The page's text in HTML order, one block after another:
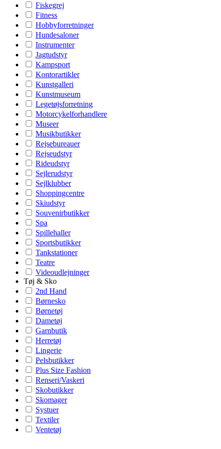
Fiskegrej
Fitness
Hobbyforretninger
Hundesaloner
Instrumenter
Jagtudstyr
Kampsport
Kontorartikler
Kunstgalleri
Kunstmuseum
Legetøjsforretning
Motorcykelforhandlere
Museer
Musikbutikker
Rejsebureauer
Rejseudstyr
Rideudstyr
Sejlerudstyr
Sejlklubber
Shoppingcentre
Skiudstyr
Souvenirbutikker
Spa
Spillehaller
Sportsbutikker
Tankstationer
Teatre
Videoudlejninger
Tøj & Sko
2nd Hand
Børnesko
Børnetøj
Dametøj
Garnbutik
Herretøj
Lingerie
Pelsbutikker
Plus Size Fashion
Renseri/Vaskeri
Skobutikker
Skomager
Systuer
Textiler
Ventetøj